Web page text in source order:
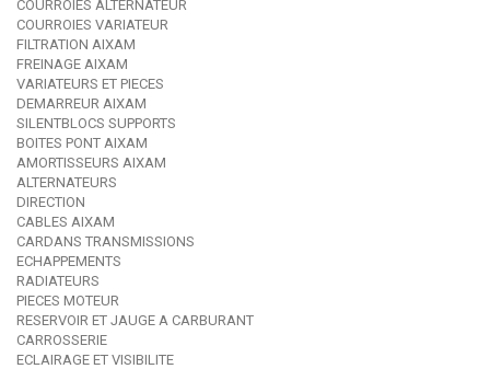
COURROIES ALTERNATEUR
COURROIES VARIATEUR
FILTRATION AIXAM
FREINAGE AIXAM
VARIATEURS ET PIECES
DEMARREUR AIXAM
SILENTBLOCS SUPPORTS
BOITES PONT AIXAM
AMORTISSEURS AIXAM
ALTERNATEURS
DIRECTION
CABLES AIXAM
CARDANS TRANSMISSIONS
ECHAPPEMENTS
RADIATEURS
PIECES MOTEUR
RESERVOIR ET JAUGE A CARBURANT
CARROSSERIE
ECLAIRAGE ET VISIBILITE